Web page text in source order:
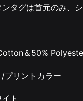
タグは首元のみ、
＆50%
リントカラー
ト